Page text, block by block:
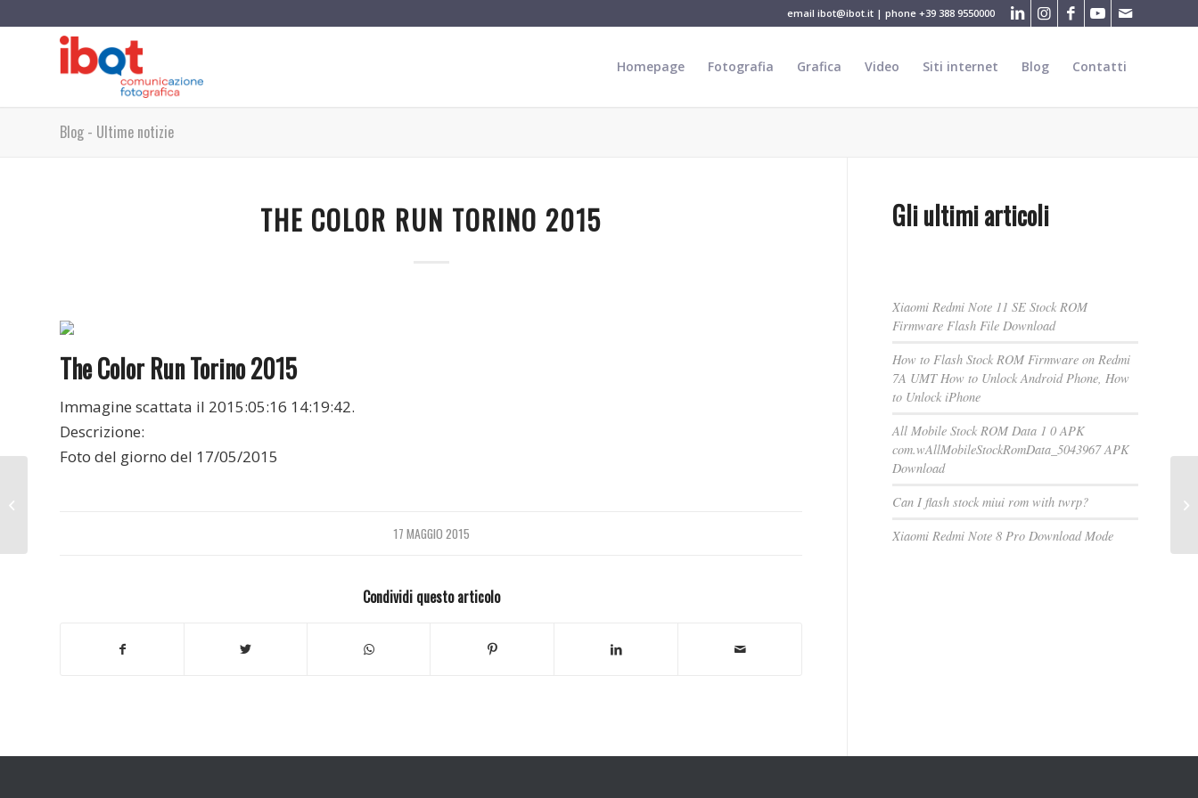
email ibot@ibot.it | phone +39 388 9550000
Homepage Fotografia Grafica Video Siti internet Blog Contatti
Blog - Ultime notizie
THE COLOR RUN TORINO 2015
The Color Run Torino 2015
Immagine scattata il 2015:05:16 14:19:42.
Descrizione:
Foto del giorno del 17/05/2015
17 MAGGIO 2015
Condividi questo articolo
Gli ultimi articoli
Xiaomi Redmi Note 11 SE Stock ROM
Firmware Flash File Download
How to Flash Stock ROM Firmware on Redmi
7A UMT How to Unlock Android Phone, How
to Unlock iPhone
All Mobile Stock ROM Data 1 0 APK
com.wAllMobileStockRomData_5043967 APK
Download
Can I flash stock miui rom with twrp?
Xiaomi Redmi Note 8 Pro Download Mode